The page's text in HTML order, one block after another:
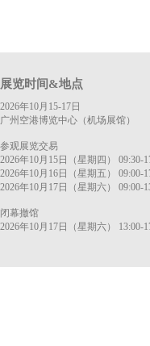
展览时间&地点
2026年10月15-17日
广州空港博览中心（机场展馆）
参观展览交易
2026年10月15日（星期四） 09:30-
2026年10月16日（星期五） 09:00-
2026年10月17日（星期六） 09:00-
闭幕撤馆
2026年10月17日（星期六） 13:00-